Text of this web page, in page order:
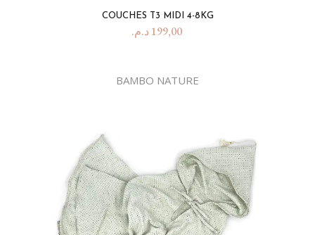
COUCHES T3 MIDI 4-8KG
199,00 د.م.
BAMBO NATURE